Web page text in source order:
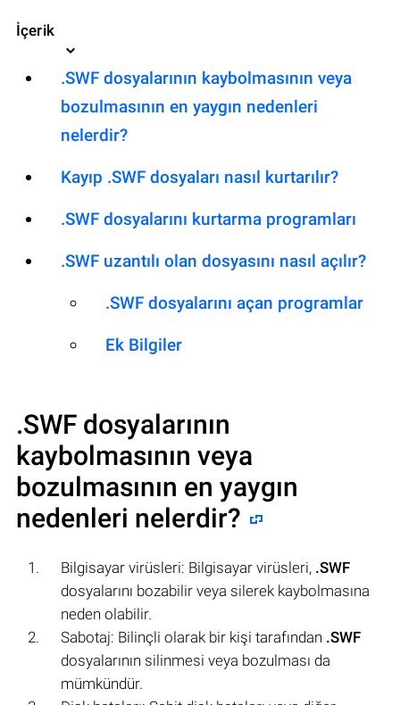
İçerik
.SWF dosyalarının kaybolmasının veya
bozulmasının en yaygın nedenleri
nelerdir?
Kayıp .SWF dosyaları nasıl kurtarılır?
.SWF dosyalarını kurtarma programları
.SWF uzantılı olan dosyasını nasıl açılır?
.SWF dosyalarını açan programlar
Ek Bilgiler
.SWF dosyalarının
kaybolmasının veya
bozulmasının en yaygın
nedenleri nelerdir?
Bilgisayar virüsleri: Bilgisayar virüsleri, .SWF
dosyalarını bozabilir veya silerek kaybolmasına
neden olabilir.
Sabotaj: Bilinçli olarak bir kişi tarafından .SWF
dosyalarının silinmesi veya bozulması da
mümkündür.